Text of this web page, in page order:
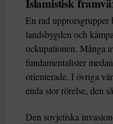
Islamistisk
En rad upprorsgrupper
landsbygden och
ockupationen. Många
fundamentalister
orienterade. I övriga
enda stor rörelse, den
Den sovjetiska